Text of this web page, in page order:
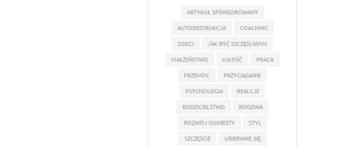
ARTYKUŁ SPONSOROWANY
AUTODESTRUKCJA
COACHING
DZIECI
JAK BYĆ SZCZĘŚLIWYM
MAŁŻEŃSTWO
MIŁOŚĆ
PRACA
PRZEMOC
PRZYCIĄGANIE
PSYCHOLOGIA
REALCJE
RODZICIELSTWO
RODZINA
ROZWÓJ OSOBISTY
STYL
SZCZĘŚCIE
UBIERANIE SIĘ